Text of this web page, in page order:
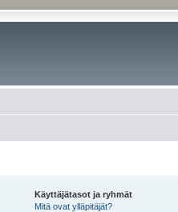
Käyttäjätasot ja ryhmät
Mitä ovat ylläpitäjät?